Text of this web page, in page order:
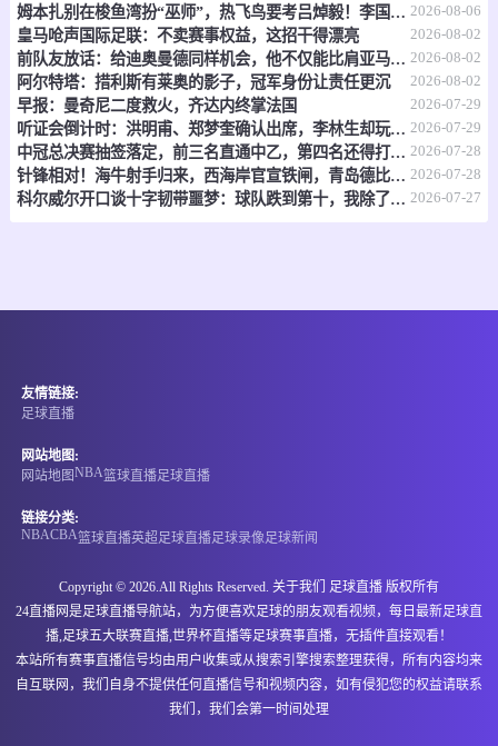
爱沙丙 08-09 20:00 直播中
塔林军团 0 - 0 赞斯拿华B队
情报
爱沙丙 08-09 20:00 直播中
卡勒威B队
情报
瑞典超 08-09 20:00 直播中
0 - 0
姆本扎别在梭鱼湾扮“巫师”，热飞鸟要考吕焯毅！李国旭想双杀，全场再唱莎啦啦 2026-08-06
皇马呛声国际足联：不卖赛事权益，这招干得漂亮 2026-08-02
前队友放话：给迪奥曼德同样机会，他不仅能比肩亚马尔，还能超越他？ 2026-08-02
阿尔特塔：措利斯有莱奥的影子，冠军身份让责任更沉 2026-08-02
早报：曼奇尼二度救火，齐达内终掌法国 2026-07-29
听证会倒计时：洪明甫、郑梦奎确认出席，李林生却玩起了“缺席”戏码 2026-07-29
中冠总决赛抽签落定，前三名直通中乙，第四名还得打附加赛 2026-07-28
针锋相对！海牛射手归来，西海岸官宣铁闸，青岛德比倒计时 2026-07-28
科尔威尔开口谈十字韧带噩梦：球队跌到第十，我除了干瞪眼什么也做不了 2026-07-27
友情链接:
足球直播
网站地图:
网站地图NBA篮球直播足球直播
链接分类:
NBACBA篮球直播英超 足球直播足球录像 足球新闻
Copyright © 2026.All Rights Reserved. 关于我们 足球直播 版权所有
24直播网是足球直播导航站，为方便喜欢足球的朋友观看视频，每日最新足球直
播,足球五大联赛直播,世界杯直播等足球赛事直播，无插件直接观看！
本站所有赛事直播信号均由用户收集或从搜索引擎搜索整理获得，所有内容均来
自互联网，我们自身不提供任何直播信号和视频内容，如有侵犯您的权益请联系
我们，我们会第一时间处理